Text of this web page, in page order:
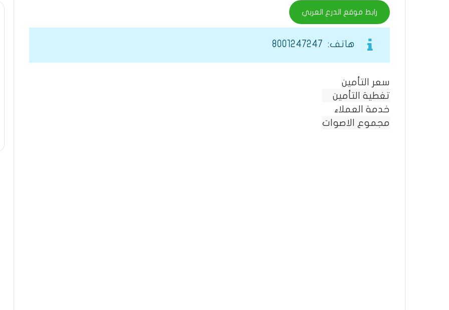
رابط موقع الدرع العربي
هاتف: 8001247247
سعر التأمين
تغطية التأمين
خدمة العملاء
مجموع الاصوات